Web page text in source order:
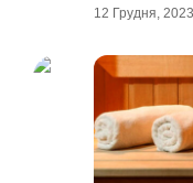
12 Грудня, 2023